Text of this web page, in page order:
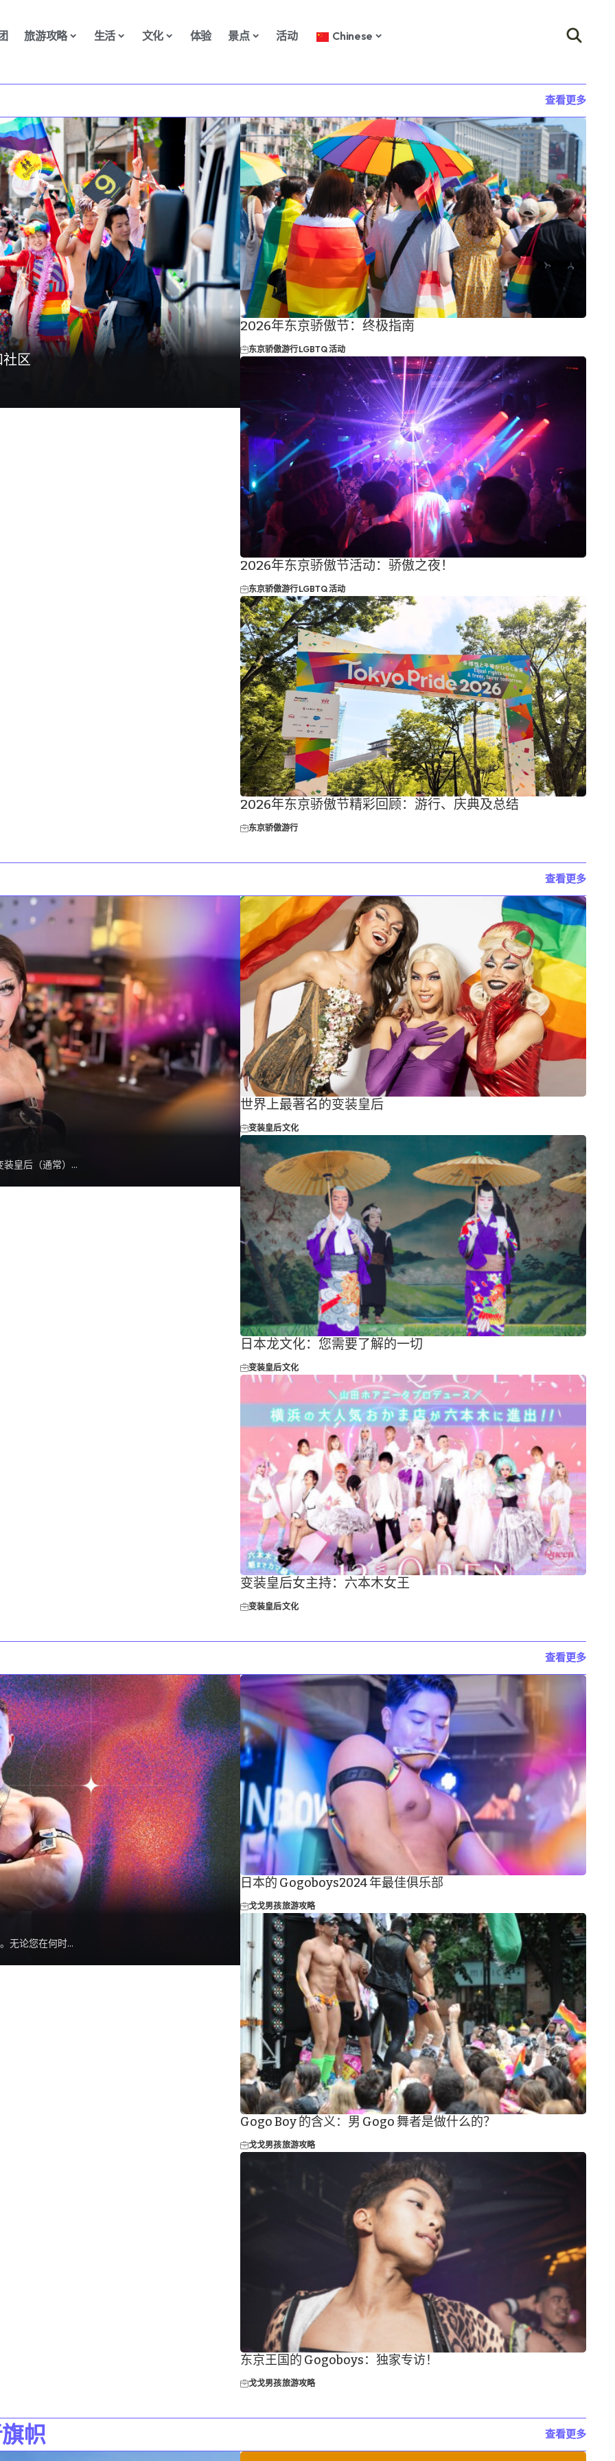
旅游攻略 生活 文化 体验 景点 活动 Chinese
查看更多
社区
2026年东京骄傲节：终极指南
东京骄傲游行LGBTQ 活动
2026年东京骄傲节活动：骄傲之夜！
东京骄傲游行LGBTQ 活动
2026年东京骄傲节精彩回顾：游行、庆典及总结
东京骄傲游行
查看更多
皇后（通常）...
世界上最著名的变装皇后
变装皇后文化
日本龙文化：您需要了解的一切
变装皇后文化
变装皇后女主持：六本木女王
变装皇后文化
查看更多
无论您在何时...
日本的 Gogoboys2024 年最佳俱乐部
戈戈男孩旅游攻略
Gogo Boy 的含义：男 Gogo 舞者是做什么的？
戈戈男孩旅游攻略
东京王国的 Gogoboys：独家专访！
戈戈男孩旅游攻略
帜 查看更多